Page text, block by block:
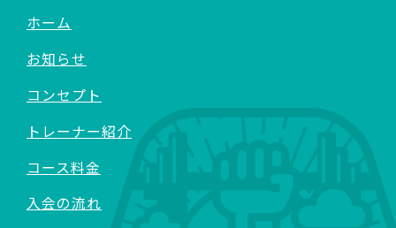
ホーム
お知らせ
コンセプト
トレーナー紹介
コース料金
入会の流れ